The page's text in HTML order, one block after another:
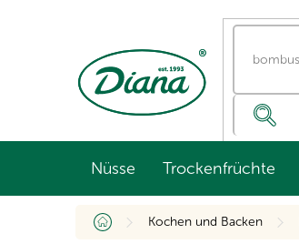
Nüsse Trockenfrüchte
StartseiteKochen und Backen